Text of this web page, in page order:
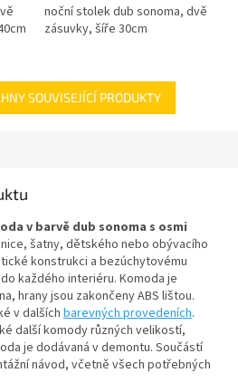
noční stolek dub sonoma, dvě
zásuvky, šíře 30cm
SOUVISEJÍCÍ PRODUKTY
v barvě dub sonoma s osmi
šatny, dětského nebo obývacího
konstrukci a bezúchytovému
každého interiéru. Komoda je
hrany jsou zakončeny ABS lištou.
v dalších barevných provedeních.
další komody různých velikostí,
je dodávaná v demontu. Součástí
návod, včetně všech potřebných